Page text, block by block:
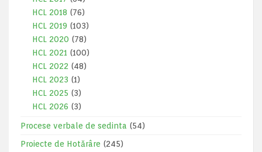
HCL 2018 (76)
HCL 2019 (103)
HCL 2020 (78)
HCL 2021 (100)
HCL 2022 (48)
HCL 2023 (1)
HCL 2025 (3)
HCL 2026 (3)
Procese verbale de sedinta (54)
Proiecte de Hotărâre (245)